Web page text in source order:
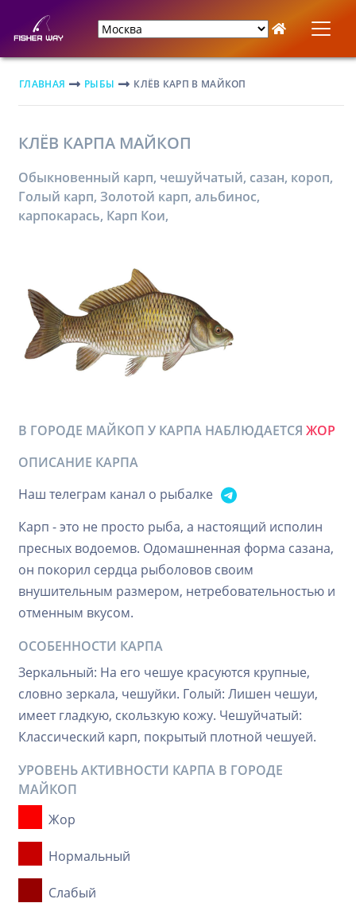
ГЛАВНАЯ РЫБЫ КЛЁВ КАРП В МАЙКОП
КЛЁВ КАРПА МАЙКОП
Обыкновенный карп, чешуйчатый, сазан, короп,
Голый карп, Золотой карп, альбинос,
карпокарась, Карп Кои,
В ГОРОДЕ МАЙКОП У КАРПА НАБЛЮДАЕТСЯ ЖОР
ОПИСАНИЕ КАРПА
Наш телеграм канал о рыбалке
Карп - это не просто рыба, а настоящий исполин
пресных водоемов. Одомашненная форма сазана,
он покорил сердца рыболовов своим
внушительным размером, нетребовательностью и
отменным вкусом.
ОСОБЕННОСТИ КАРПА
Зеркальный: На его чешуе красуются крупные,
словно зеркала, чешуйки. Голый: Лишен чешуи,
имеет гладкую, скользкую кожу. Чешуйчатый:
Классический карп, покрытый плотной чешуей.
УРОВЕНЬ АКТИВНОСТИ КАРПА В ГОРОДЕ
МАЙКОП
Жор
Нормальный
Слабый